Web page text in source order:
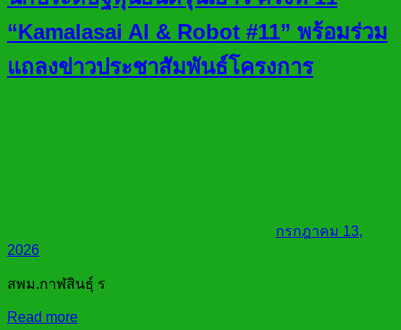
“Kamalasai AI & Robot #11” พร้อมร่วม
แถลงข่าวประชาสัมพันธ์โครงการ
กรกฎาคม 13,
2026
สพม.กาฬสินธุ์ ร
Read more